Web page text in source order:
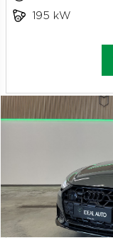
195 kW